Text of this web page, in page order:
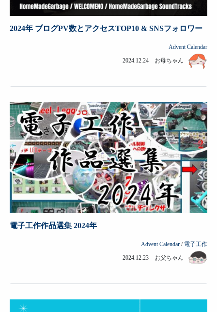
2024年 ブログPV数とアクセスTOP10 & SNSフォロワー
Advent Calendar
2024.12.24 お母ちゃん
電子工作作品選集 2024年
Advent Calendar / 電子工作
2024.12.23 お父ちゃん